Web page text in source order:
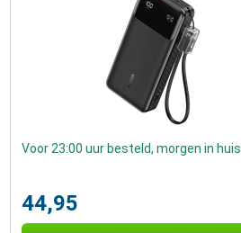
Voor 23:00 uur besteld, morgen in huis
44,95